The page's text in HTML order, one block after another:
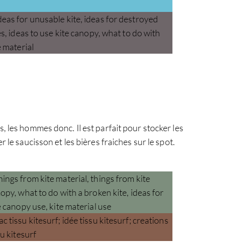
les hommes donc. Il est parfait pour stocker les
saucisson et les bières fraiches sur le spot.